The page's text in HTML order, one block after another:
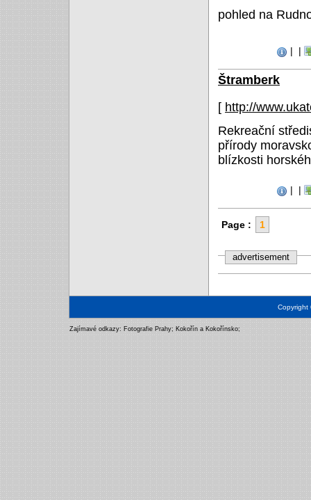
pohled na
| |
Štramberk
[ http://
Rekreační
přírody
blízkosti
| |
Page : 1
advertisement
Zajímavé odkazy: Fotografie Prahy; Kokořín a Kokořínsko;